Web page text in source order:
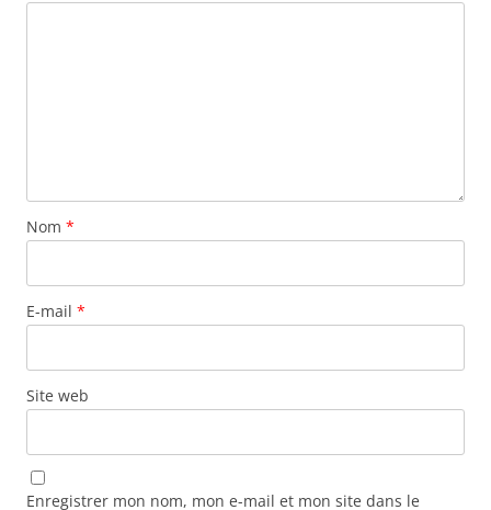
Nom *
E-mail *
Site web
Enregistrer mon nom, mon e-mail et mon site dans le